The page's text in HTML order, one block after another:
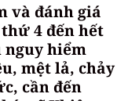
và đánh giá
4 đến hết
nguy hiểm
mệt lả, chảy
cần đến